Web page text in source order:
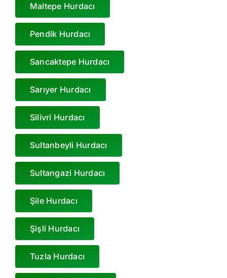
Maltepe Hurdacı
Pendik Hurdacı
Sancaktepe Hurdacı
Sarıyer Hurdacı
Silivri Hurdacı
Sultanbeyli Hurdacı
Sultangazi Hurdacı
Şile Hurdacı
Şişli Hurdacı
Tuzla Hurdacı